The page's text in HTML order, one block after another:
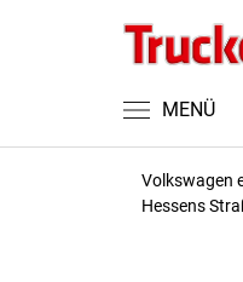
MENÜ
Volkswagen
Hessens